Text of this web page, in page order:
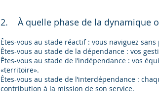
2. À quelle phase de la dynamique
Êtes-vous au stade réactif : vous naviguez
Êtes-vous au stade de la dépendance : vos
Êtes-vous au stade de l’indépendance : vos
«territoire».
Êtes-vous au stade de l’interdépendance :
contribution à la mission de son service.